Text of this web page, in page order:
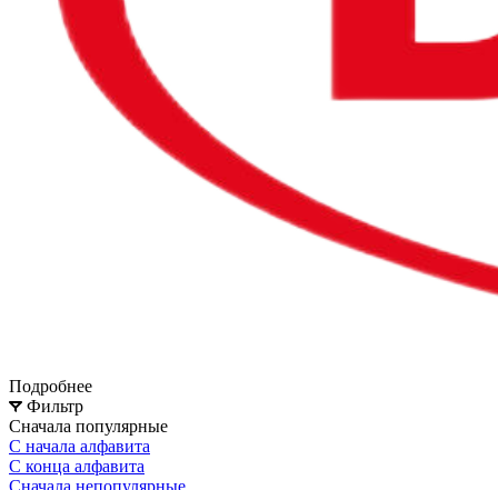
Подробнее
Фильтр
Сначала популярные
С начала алфавита
С конца алфавита
Сначала непопулярные